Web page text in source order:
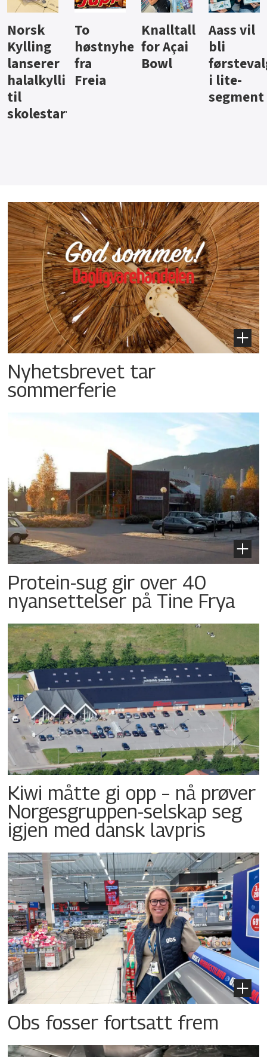
Knalltall
for Açai
Bowl
Aass vil
bli
førstevalg
i lite-
Brus og
jus fra
Berentsen
Hard
iste fra
Hansa
Nyhetsbrevet tar
sommerferie
Protein-sug gir over 40
nyansettelser på Tine Frya
Kiwi måtte gi opp – nå prøver
Norgesgruppen-selskap seg
igjen med dansk lavpris
Obs fosser fortsatt frem